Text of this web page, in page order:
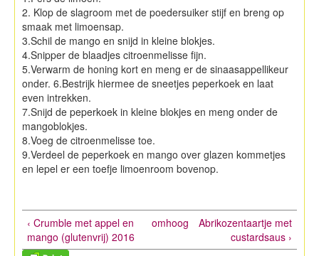
2. Klop de slagroom met de poedersuiker stijf en breng op
smaak met limoensap.
3.Schil de mango en snijd in kleine blokjes.
4.Snipper de blaadjes citroenmelisse fijn.
5.Verwarm de honing kort en meng er de sinaasappellikeur
onder. 6.Bestrijk hiermee de sneetjes peperkoek en laat
even intrekken.
7.Snijd de peperkoek in kleine blokjes en meng onder de
mangoblokjes.
8.Voeg de citroenmelisse toe.
9.Verdeel de peperkoek en mango over glazen kommetjes
en lepel er een toefje limoenroom bovenop.
‹ Crumble met appel en
mango (glutenvrij) 2016
omhoog
Abrikozentaartje met
custardsaus ›